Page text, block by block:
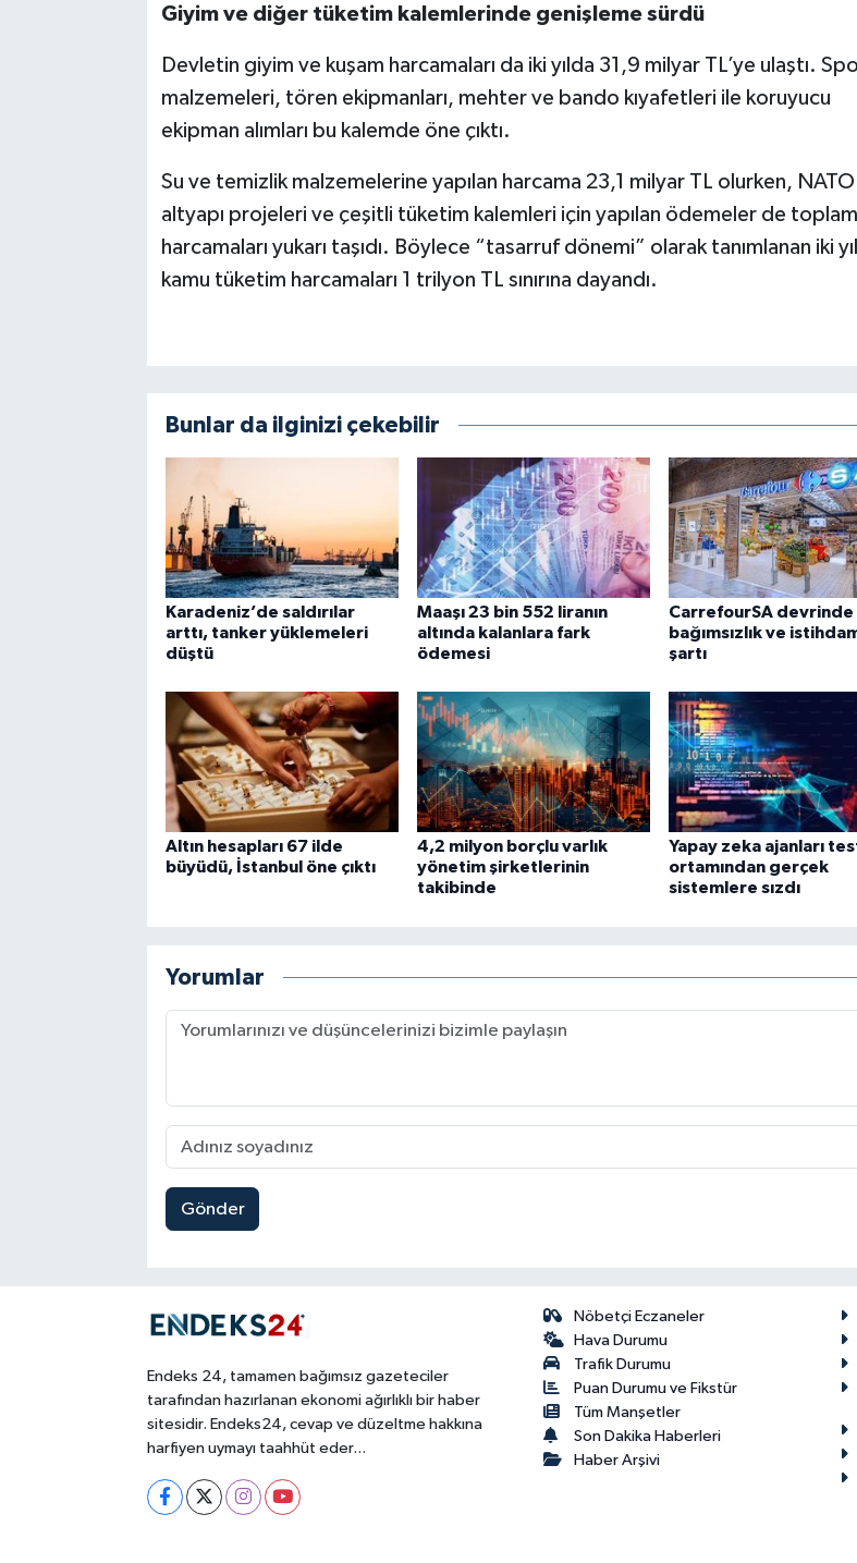
Giyim ve diğer tüketim kalemlerinde genişleme sürdü
Devletin giyim ve kuşam harcamaları da iki yılda 31,9 milyar TL’ye ulaştı.
malzemeleri, tören ekipmanları, mehter ve bando kıyafetleri ile koruyucu
ekipman alımları bu kalemde öne çıktı.
Su ve temizlik malzemelerine yapılan harcama 23,1 milyar TL olurken, NATO
altyapı projeleri ve çeşitli tüketim kalemleri için yapılan ödemeler de toplam
harcamaları yukarı taşıdı. Böylece “tasarruf dönemi” olarak tanımlanan iki
kamu tüketim harcamaları 1 trilyon TL sınırına dayandı.
Bunlar da ilginizi çekebilir
Karadeniz’de saldırılar
arttı, tanker yüklemeleri
düştü
Maaşı 23 bin 552 liranın
altında kalanlara fark
ödemesi
CarrefourSA devrinde
bağımsızlık ve
şartı
Altın hesapları 67 ilde
büyüdü, İstanbul öne çıktı
4,2 milyon borçlu varlık
yönetim şirketlerinin
takibinde
Yapay zeka ajanları
ortamından gerçek
sistemlere sızdı
Yorumlar
Gönder
Endeks 24, tamamen bağımsız gazeteciler
tarafından hazırlanan ekonomi ağırlıklı bir haber
sitesidir. Endeks24, cevap ve düzeltme hakkına
harfiyen uymayı taahhüt eder...
Nöbetçi Eczaneler
Hava Durumu
Trafik Durumu
Puan Durumu ve Fikstür
Tüm Manşetler
Son Dakika Haberleri
Haber Arşivi